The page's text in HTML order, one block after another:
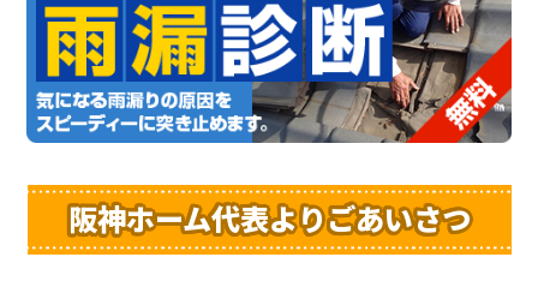
阪神ホーム代表よりごあいさつ